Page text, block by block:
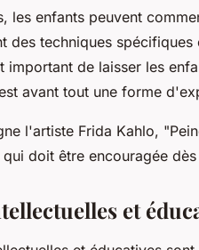
les enfants peuvent
des techniques
important de laisser les
avant tout une forme
l'artiste Frida Kahlo, "
doit être encouragée
et